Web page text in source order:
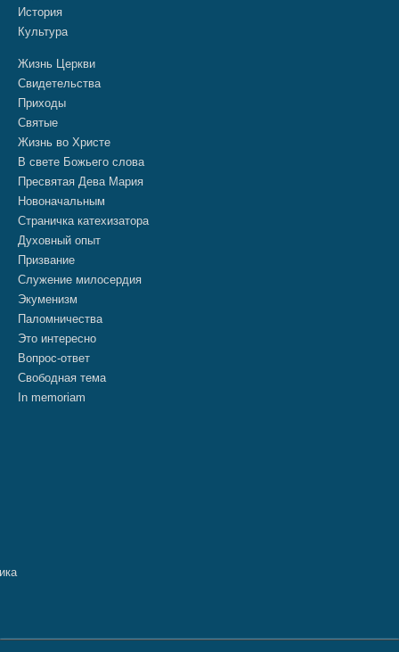
История
Культура
Жизнь Церкви
Свидетельства
Приходы
Святые
Жизнь во Христе
В свете Божьего слова
Пресвятая Дева Мария
Новоначальным
Страничка катехизатора
Духовный опыт
Призвание
Служение милосердия
Экуменизм
Паломничества
Это интересно
Вопрос-ответ
Свободная тема
In memoriam